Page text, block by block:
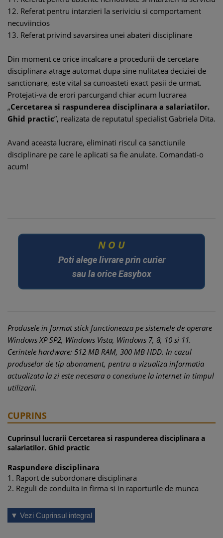
12. Referat pentru intarzieri la seriviciu si comportament
necuviincios
13. Referat privind savarsirea unei abateri disciplinare
Din moment ce orice incalcare a procedurii de cercetare
disciplinara atrage automat dupa sine nulitatea deciziei de
sanctionare, este vital sa cunoasteti exact pasii de urmat.
Protejati-va de erori parcurgand chiar acum lucrarea
„Cercetarea si raspunderea disciplinara a salariatilor.
Ghid practic”, realizata de reputatul specialist Gabriela Dita.
Avand aceasta lucrare, eliminati riscul ca sanctiunile
disciplinare pe care le aplicati sa fie anulate. Comandati-o
acum!
N O U
Poti alege livrare prin curier
sau la orice Easybox
Produsele in format stick functioneaza pe sistemele de operare
Windows XP SP2, Windows Vista, Windows 7, 8, 10 si 11.
Cerintele hardware: 512 MB RAM, 300 MB HDD. In cazul
produselor de tip abonament, pentru a vizualiza informatia
actualizata la zi este necesara o conexiune la internet in timpul
utilizarii.
CUPRINS
Cuprinsul lucrarii Cercetarea si raspunderea disciplinara a
salariatilor. Ghid practic
Raspundere disciplinara
1. Raport de subordonare disciplinara
2. Reguli de conduita in firma si in raporturile de munca
Cauze de neraspundere disciplinara
Alte forme de raspundere
▼ Vezi Cuprinsul integral